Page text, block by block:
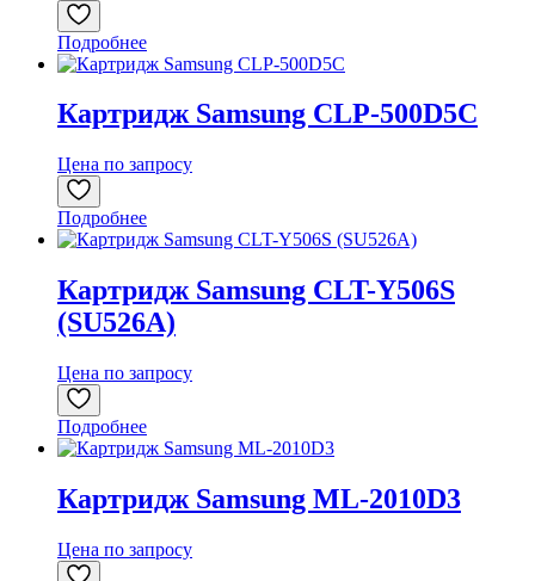
Подробнее
Картридж Samsung CLP-500D5C
Цена по запросу
Подробнее
Картридж Samsung CLT-Y506S
(SU526A)
Цена по запросу
Подробнее
Картридж Samsung ML-2010D3
Цена по запросу